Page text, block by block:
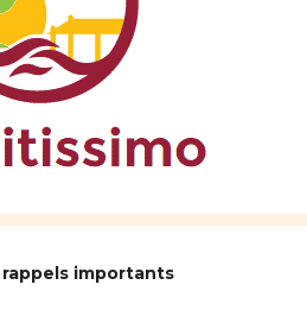
importants